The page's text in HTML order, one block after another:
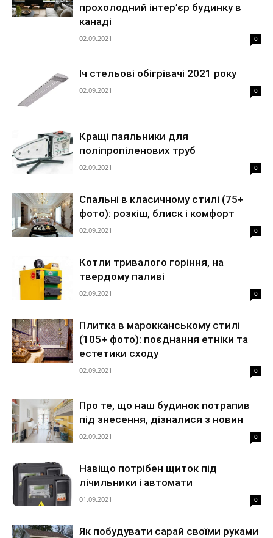
прохолодний інтер’єр будинку в
канаді
02.09.2021 0
Іч стельові обігрівачі 2021 року
02.09.2021 0
Кращі паяльники для
поліпропіленових труб
02.09.2021 0
Спальні в класичному стилі (75+
фото): розкіш, блиск і комфорт
02.09.2021 0
Котли тривалого горіння, на
твердому паливі
02.09.2021 0
Плитка в марокканському стилі
(105+ фото): поєднання етніки та
естетики сходу
02.09.2021 0
Про те, що наш будинок потрапив
під знесення, дізналися з новин
02.09.2021 0
Навіщо потрібен щиток під
лічильники і автомати
01.09.2021 0
Як побудувати сарай своїми руками